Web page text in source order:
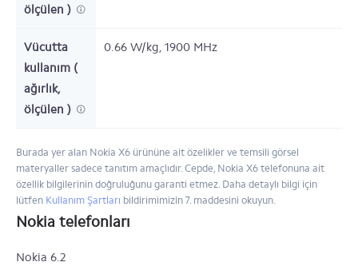
ölçülen )
Vücutta
kullanım (
ağırlık,
ölçülen )
0.66 W/kg, 1900 MHz
Burada yer alan Nokia X6 ürününe ait özelikler ve temsili görsel
materyaller sadece tanıtım amaçlıdır. Cepde, Nokia X6 telefonuna ait
özellik bilgilerinin doğruluğunu garanti etmez. Daha detaylı bilgi için
lütfen Kullanım Şartları bildirimimizin 7. maddesini okuyun.
Nokia telefonları
Nokia 6.2